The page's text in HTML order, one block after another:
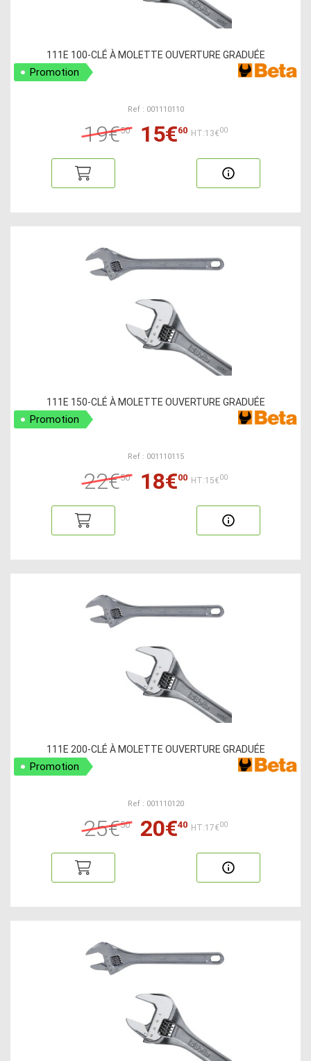
111E 100-CLÉ À MOLETTE OUVERTURE GRADUÉE
Promotion
Ref : 001110110
19€50 15€60 HT:13€00
111E 150-CLÉ À MOLETTE OUVERTURE GRADUÉE
Promotion
Ref : 001110115
22€50 18€00 HT:15€00
111E 200-CLÉ À MOLETTE OUVERTURE GRADUÉE
Promotion
Ref : 001110120
25€50 20€40 HT:17€00